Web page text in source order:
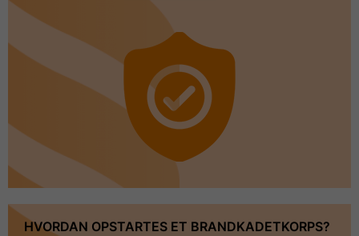
HVORDAN OPSTARTES ET BRANDKADETKORPS?